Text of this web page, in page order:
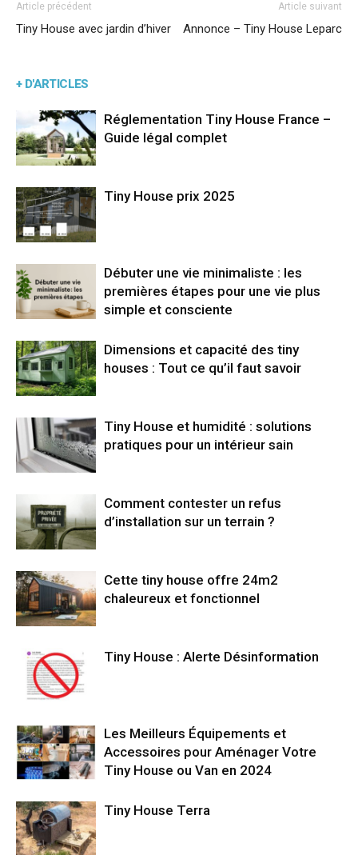
Article précédent
Tiny House avec jardin d’hiver
Article suivant
Annonce – Tiny House Leparc
+ D'ARTICLES
Réglementation Tiny House France –
Guide légal complet
Tiny House prix 2025
Débuter une vie minimaliste : les
premières étapes pour une vie plus
simple et consciente
Dimensions et capacité des tiny
houses : Tout ce qu’il faut savoir
Tiny House et humidité : solutions
pratiques pour un intérieur sain
Comment contester un refus
d’installation sur un terrain ?
Cette tiny house offre 24m2
chaleureux et fonctionnel
Tiny House : Alerte Désinformation
Les Meilleurs Équipements et
Accessoires pour Aménager Votre
Tiny House ou Van en 2024
Tiny House Terra